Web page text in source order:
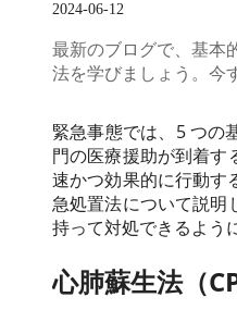
2024-06-12
最新のブログで、基本
法を学びましょう。今
緊急事態では、5 つの
門の医療援助が到着す
速かつ効果的に行動す
急処置法について説明
持って対処できるよう
心肺蘇生法（